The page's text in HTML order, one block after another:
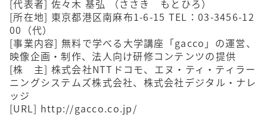
[代表者] 佐々木 基弘 （ささき もとひろ）
[所在地] 東京都港区南麻布1-6-15 TEL：03-3456-12
00（代）
[事業内容] 無料で学べる大学講座「gacco」の運営、
映像企画・制作、法人向け研修コンテンツの提供
[株 主] 株式会社NTTドコモ、エヌ・ティ・ティラー
ニングシステムズ株式会社、株式会社デジタル・ナレ
ッジ
[URL] http://gacco.co.jp/